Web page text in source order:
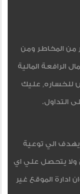
من المخاطر ومن
الرافعة المالية
للخساره, عليك
التداول.
الي توعية
ولا يتحصل علي اي
ادارة الموقع غير